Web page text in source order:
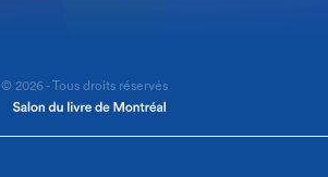
© 2026 - Tous droits réservés